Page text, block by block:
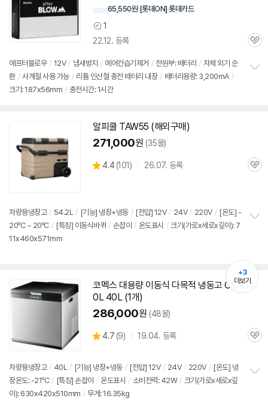
65,550원 [롯데ON] 롯데카드
상
품
견
1
22.12. 등록
관
애프터블로우 / 12V / 냄새방지 / 에어컨습기제거 / 전원부: 배터리 / 자체 외기 순
환 / 사계절 사용 가능 / 리튬 인산철 충전 배터리 내장 / 배터리용량: 3,200mA /
크기: 187x56mm / 충전시간: 1시간
알피쿨 TAW55 (해외구매)
271,000원 (35몰)
별
4.4 (상
101) 26.07. 등록
관
차량용냉장고 / 54.2L / [기능] 냉장+냉동 / [전압] 12V / 24V / 220V / [온도] -
20ºC ~ 20ºC / [특징] 이동식바퀴 / 손잡이 / 온도표시 / 크기(가로x세로x깊이): 7
11x460x571mm
기
+3
더보기
코멕스 대용량 이동식 다목적 냉동고 CM-04
0L 40L (1개)
286,000원 (48몰)
별
4.7 (상
9) 19.04. 등록
관
차량용냉장고 / 40L / [기능] 냉장+냉동 / [전압] 12V / 24V / 220V / [온도] 냉
장온도: -21ºC / [특징] 손잡이 / 온도표시 / 소비전력: 42W / 크기(가로x세로x깊
이): 630x420x510mm / 무게: 16.35kg